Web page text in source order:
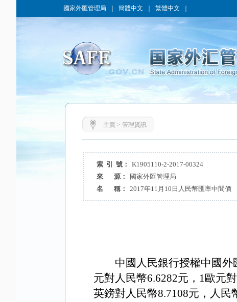
國家外匯管理局 簡體中文 繁體中文
主頁 > 管理資訊
索 引 號： K1905110-2-2017-00324
來 源：
國家外匯管理局
名 稱：
2017年11月10日人民幣匯率中間價
中國人民銀行授權中國外
元對人民幣6.6282元，1歐元
英鎊對人民幣8.7108元，人民